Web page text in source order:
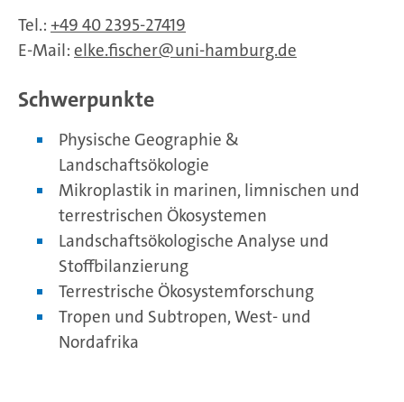
Tel.: +49 40 2395-27419
E-Mail: elke.fischer uni-hamburg.de
Schwerpunkte
Physische Geographie &
Landschaftsökologie
Mikroplastik in marinen, limnischen und
terrestrischen Ökosystemen
Landschaftsökologische Analyse und
Stoffbilanzierung
Terrestrische Ökosystemforschung
Tropen und Subtropen, West- und
Nordafrika